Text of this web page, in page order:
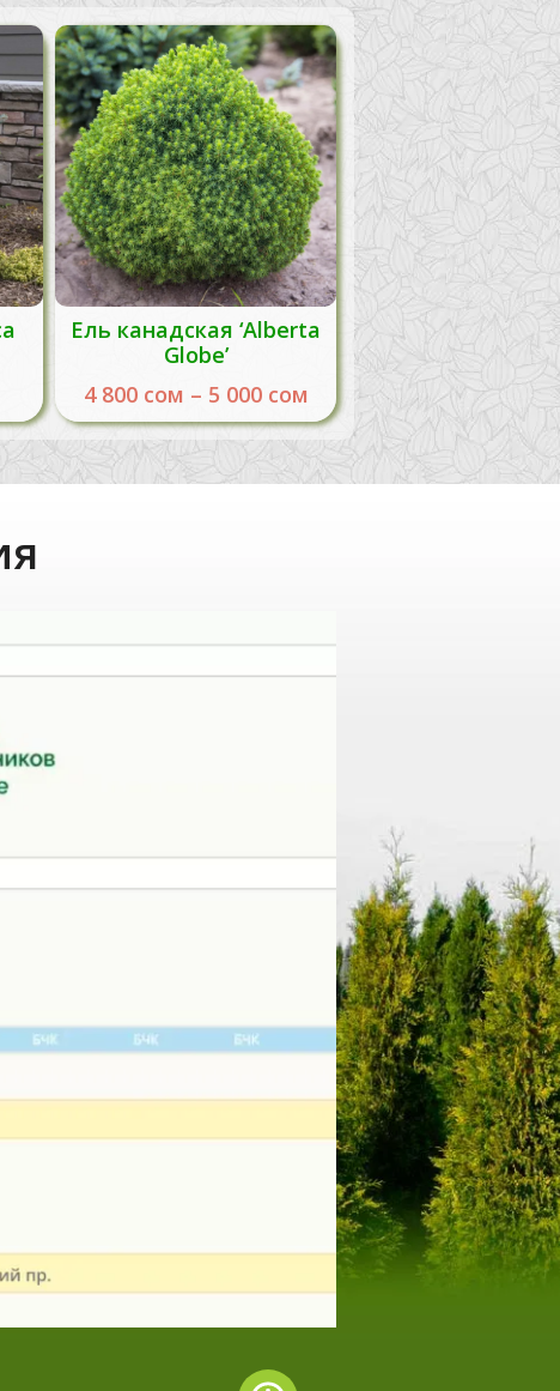
Ель канадская ‘Alberta
Globe’
4 800 сом – 5 000 сом